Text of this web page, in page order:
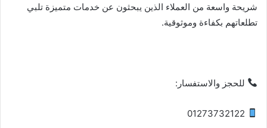
شريحة واسعة من العملاء الذين يبحثون عن خدمات متميزة تلبي
تطلعاتهم بكفاءة وموثوقية.
للحجز والاستفسار: